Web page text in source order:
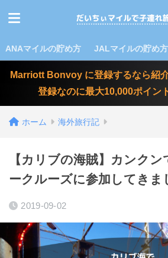
ANAマイルの貯め方 JALマイルの貯め方
Marriott Bonvoy に登録するなら紹
登録なのに最大10,000ポイン
ホーム 海外旅行記
【カリブの海賊】カンク
ークルーズに参加してきま
2019-09-02